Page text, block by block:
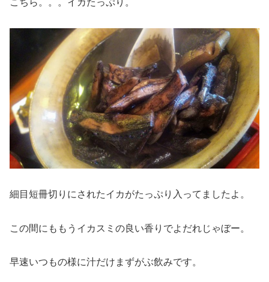
こちら。。。イカたっぷり。
細目短冊切りにされたイカがたっぷり入ってましたよ。
この間にももうイカスミの良い香りでよだれじゃぼー。
早速いつもの様に汁だけまずがぶ飲みです。